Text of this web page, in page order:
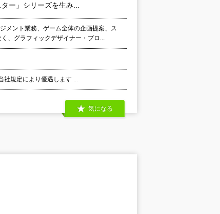
ー」シリーズを生み...
メント業務、ゲーム全体の企画提案、ス
、グラフィックデザイナー・プロ...
規定により優遇します ...
気になる